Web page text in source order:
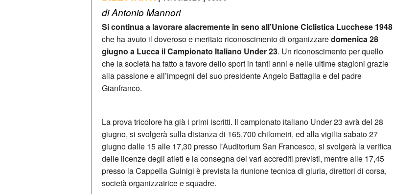
di Antonio Mannori
Si continua a lavorare alacremente in seno all’Unione Ciclistica Lucchese 1948
che ha avuto il doveroso e meritato riconoscimento di organizzaredomenica 28
giugno a Lucca il Campionato Italiano Under 23. Un riconoscimento per quello
che la società ha fatto a favore dello sport in tanti anni e nelle ultime stagioni grazie
alla passione e all’impegni del suo presidente Angelo Battaglia e del padre
Gianfranco.
La prova tricolore ha già i primi iscritti. Il campionato italiano Under 23 avrà del 28
giugno, si svolgerà sulla distanza di 165,700 chilometri, ed alla vigilia sabato 27
giugno dalle 15 alle 17,30 presso l'Auditorium San Francesco, si svolgerà la verifica
delle licenze degli atleti e la consegna dei vari accrediti previsti, mentre alle 17,45
presso la Cappella Guinigi è prevista la riunione tecnica di giuria, direttori di corsa,
società organizzatrice e squadre.